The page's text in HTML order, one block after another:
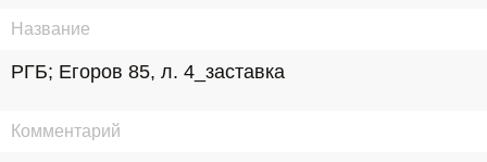
Название
РГБ; Егоров 85, л. 4_заставка
Комментарий